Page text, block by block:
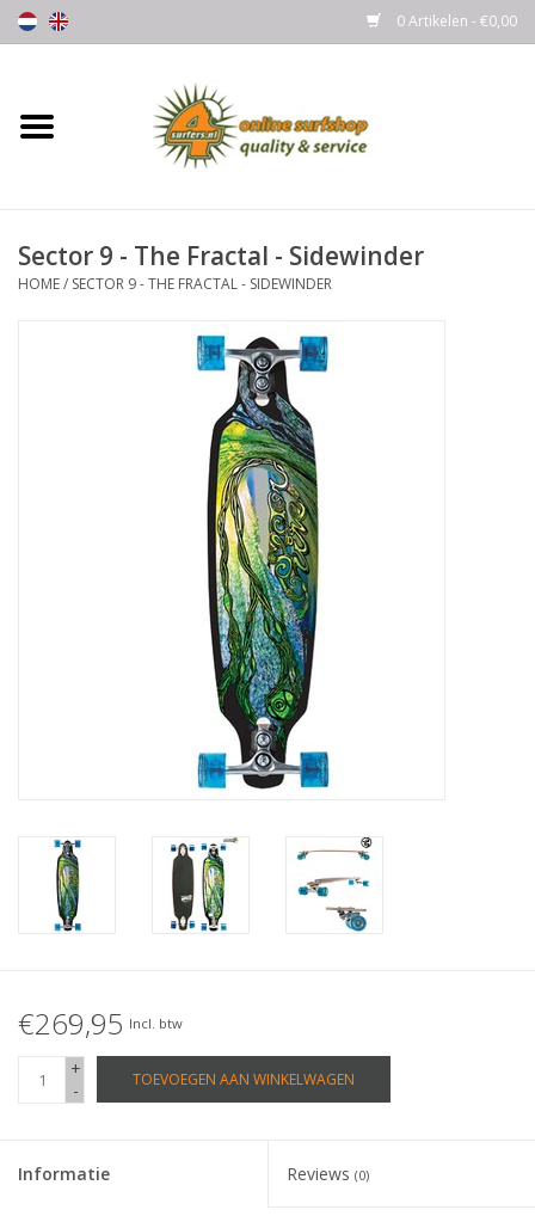
0 Artikelen - €0,00
Home
Wetsuits
Merken
Sector 9 - The Fractal - Sidewinder
HOME/ SECTOR 9 - THE FRACTAL - SIDEWINDER
€269,95 Incl. btw
+
-
TOEVOEGEN AAN WINKELWAGEN
Informatie Reviews (0)